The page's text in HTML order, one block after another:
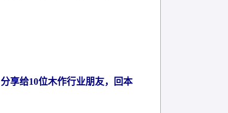
分享给10位木作行业朋友，回本